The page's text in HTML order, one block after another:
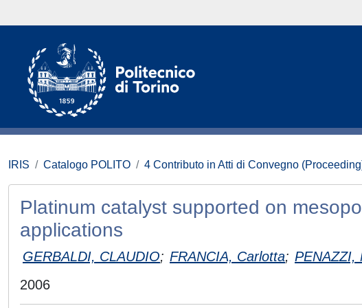
IRIS Catalogo POLITO 4 Contributo in Atti di Convegno
Platinum catalyst supported on
applications
GERBALDI, CLAUDIO; FRANCIA, Carlotta; PENAZZI,
2006